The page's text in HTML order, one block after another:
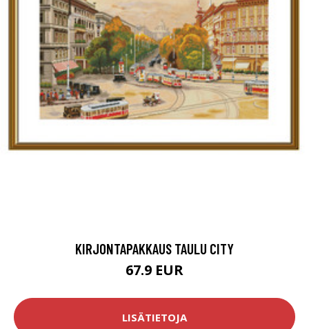
KIRJONTAPAKKAUS TAULU CITY
67.9 EUR
LISÄTIETOJA